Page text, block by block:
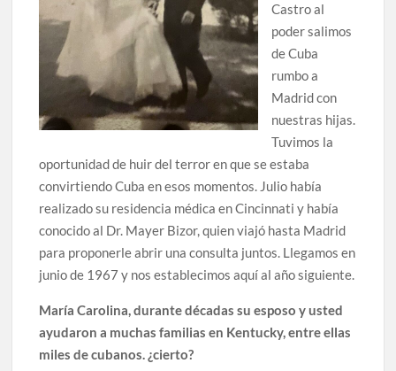
Castro al
poder salimos
de Cuba
rumbo a
Madrid con
nuestras hijas.
Tuvimos la
oportunidad de huir del terror en que se estaba
convirtiendo Cuba en esos momentos. Julio había
realizado su residencia médica en Cincinnati y había
conocido al Dr. Mayer Bizor, quien viajó hasta Madrid
para proponerle abrir una consulta juntos. Llegamos en
junio de 1967 y nos establecimos aquí al año siguiente.
María Carolina, durante décadas su esposo y usted
ayudaron a muchas familias en Kentucky, entre ellas
miles de cubanos. ¿cierto?